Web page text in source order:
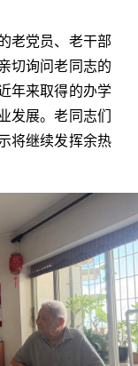
老党员、老干部
切询问老同志的
年来取得的办学
发展。老同志们
将继续发挥余热